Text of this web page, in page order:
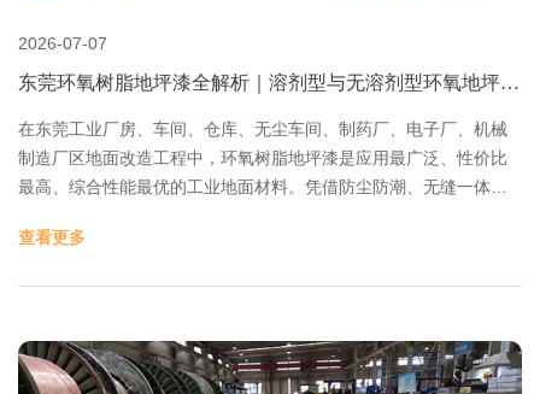
2026-07-07
东莞环氧树脂地坪漆全解析｜溶剂型与无溶剂型环氧地坪区
​在东莞工业厂房、车间、仓库、无尘车间、制药厂、电子厂、机械
制造厂区地面改造工程中，环氧树脂地坪漆是应用最广泛、性价比
最高、综合性能最优的工业地面材料。凭借防尘防潮、无缝一体、
为东莞工业地坪的主流选择。 环氧树脂是分子结构中含有两个及以
后的地坪不再溶于水、不软化、稳定性极强，具备超强耐磨、抗
压、抗冲击、防腐防渗、防尘防潮等优异性能。同时环氧地坪支持
查看更多